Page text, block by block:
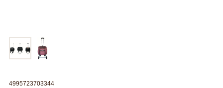
4995723703344